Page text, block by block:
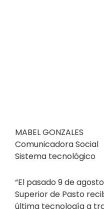
MABEL GONZALES
Comunicadora Social
Sistema tecnológico
“El pasado 9 de
Superior de Pasto
última tecnología a